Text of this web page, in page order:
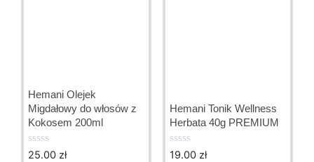
Hemani Olejek
Migdałowy do włosów z
Kokosem 200ml
0
25.00 zł
Hemani Tonik Wellness
Herbata 40g PREMIUM
019.00 zł